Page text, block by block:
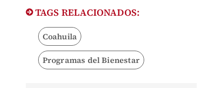
TAGS RELACIONADOS:
Coahuila
Programas del Bienestar